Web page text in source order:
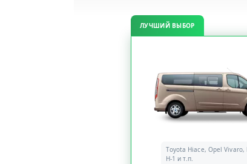
ЛУЧШИЙ ВЫБОР
Toyota Hiace, Opel Vivaro,
H-1 и т.п.